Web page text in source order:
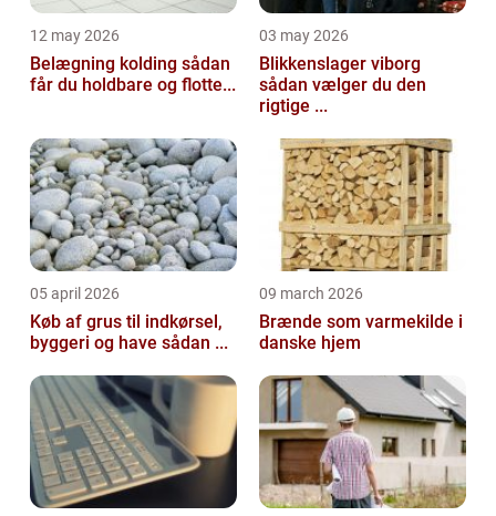
12 may 2026
Belægning kolding sådan
får du holdbare og flotte...
03 may 2026
Blikkenslager viborg
sådan vælger du den
rigtige ...
05 april 2026
Køb af grus til indkørsel,
byggeri og have sådan ...
09 march 2026
Brænde som varmekilde i
danske hjem